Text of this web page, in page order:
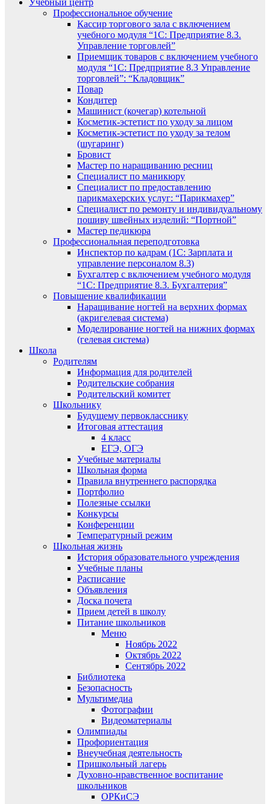
Учебный центр
Профессиональное обучение
Кассир торгового зала с включением
учебного модуля “1С: Предприятие 8.3.
Управление торговлей”
Приемщик товаров с включением учебного
модуля “1С: Предприятие 8.3 Управление
торговлей”: “Кладовщик”
Повар
Кондитер
Машинист (кочегар) котельной
Косметик-эстетист по уходу за лицом
Косметик-эстетист по уходу за телом
(шугаринг)
Бровист
Мастер по наращиванию ресниц
Специалист по маникюру
Специалист по предоставлению
парикмахерских услуг: “Парикмахер”
Специалист по ремонту и индивидуальному
пошиву швейных изделий: “Портной”
Мастер педикюра
Профессиональная переподготовка
Инспектор по кадрам (1С: Зарплата и
управление персоналом 8.3)
Бухгалтер с включением учебного модуля
“1С: Предприятие 8.3. Бухгалтерия”
Повышение квалификации
Наращивание ногтей на верхних формах
(акригелевая система)
Моделирование ногтей на нижних формах
(гелевая система)
Школа
Родителям
Информация для родителей
Родительские собрания
Родительский комитет
Школьнику
Будущему первокласснику
Итоговая аттестация
4 класс
ЕГЭ, ОГЭ
Учебные материалы
Школьная форма
Правила внутреннего распорядка
Портфолио
Полезные ссылки
Конкурсы
Конференции
Температурный режим
Школьная жизнь
История образовательного учреждения
Учебные планы
Расписание
Объявления
Доска почета
Прием детей в школу
Питание школьников
Меню
Ноябрь 2022
Октябрь 2022
Сентябрь 2022
Библиотека
Безопасность
Мультимедиа
Фотографии
Видеоматериалы
Олимпиады
Профориентация
Внеучебная деятельность
Пришкольный лагерь
Духовно-нравственное воспитание
школьников
ОРКиСЭ